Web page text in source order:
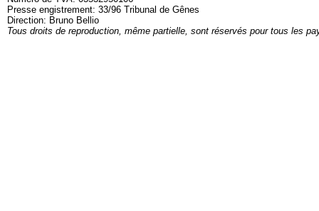
Presse engistrement: 33/96 Tribunal de Gênes
Direction: Bruno Bellio
Tous droits de reproduction, même partielle, sont réservés pour tous les